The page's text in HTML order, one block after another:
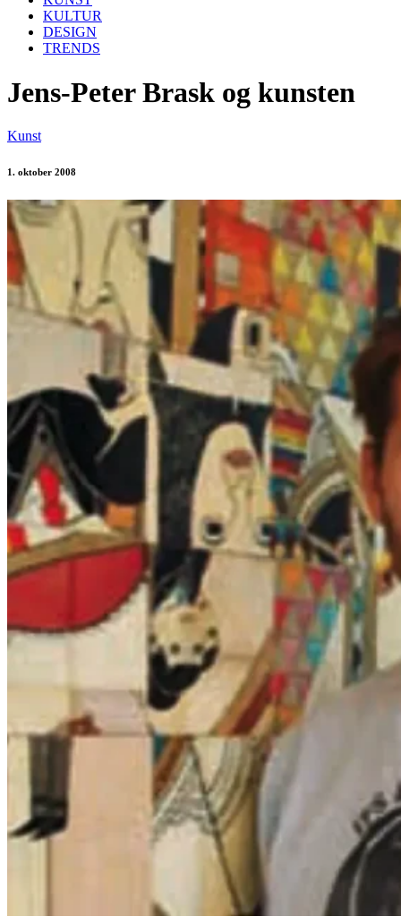
KULTUR
DESIGN
TRENDS
Jens-Peter Brask og kunsten
Kunst
1. oktober 2008